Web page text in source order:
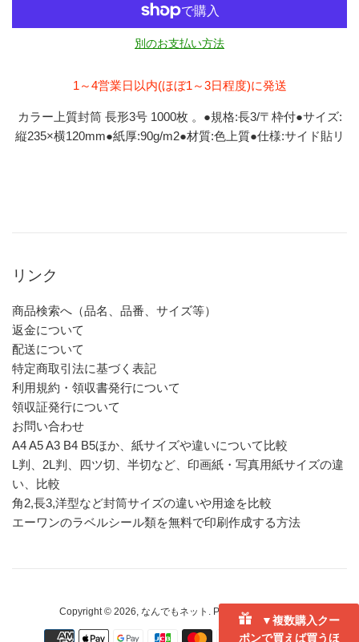
別のお支払い方法
1～4営業日以内(ほぼ1～3日程度)に発送
カラー上質封筒 長形3号 1000枚 。●規格:長3/〒枠付●サイズ:
縦235×横120mm●紙厚:90g/m2●材質:色上質●仕様:サイド貼リ
リンク
商品検索へ（品名、品番、サイズ等）
返金について
配送について
特定商取引法に基づく表記
利用規約・領収書発行について
領収証発行について
お問い合わせ
A4 A5 A3 B4 B5ほか、紙サイズや違いについて比較
L判、2L判、四ツ切、半切など、印画紙・写真用紙サイズの違
い、比較
角2,長3,洋型など封筒サイズの違いや用途を比較
エーワンのラベルシール類を無料で印刷作成する方法
Copyright © 2026, なんでもネット . Powered by Shopify
お
▼複数購入クー
ポンで買えば買うほ